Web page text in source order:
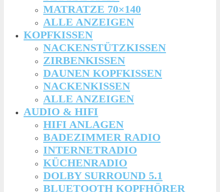
MATRATZE 70×140
ALLE ANZEIGEN
KOPFKISSEN
NACKENSTÜTZKISSEN
ZIRBENKISSEN
DAUNEN KOPFKISSEN
NACKENKISSEN
ALLE ANZEIGEN
AUDIO & HIFI
HIFI ANLAGEN
BADEZIMMER RADIO
INTERNETRADIO
KÜCHENRADIO
DOLBY SURROUND 5.1
BLUETOOTH KOPFHÖRER